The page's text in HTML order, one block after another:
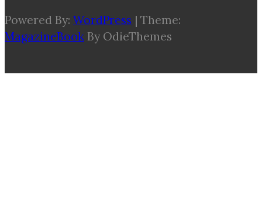
Powered By: WordPress | Theme:
MagazineBook By OdieThemes